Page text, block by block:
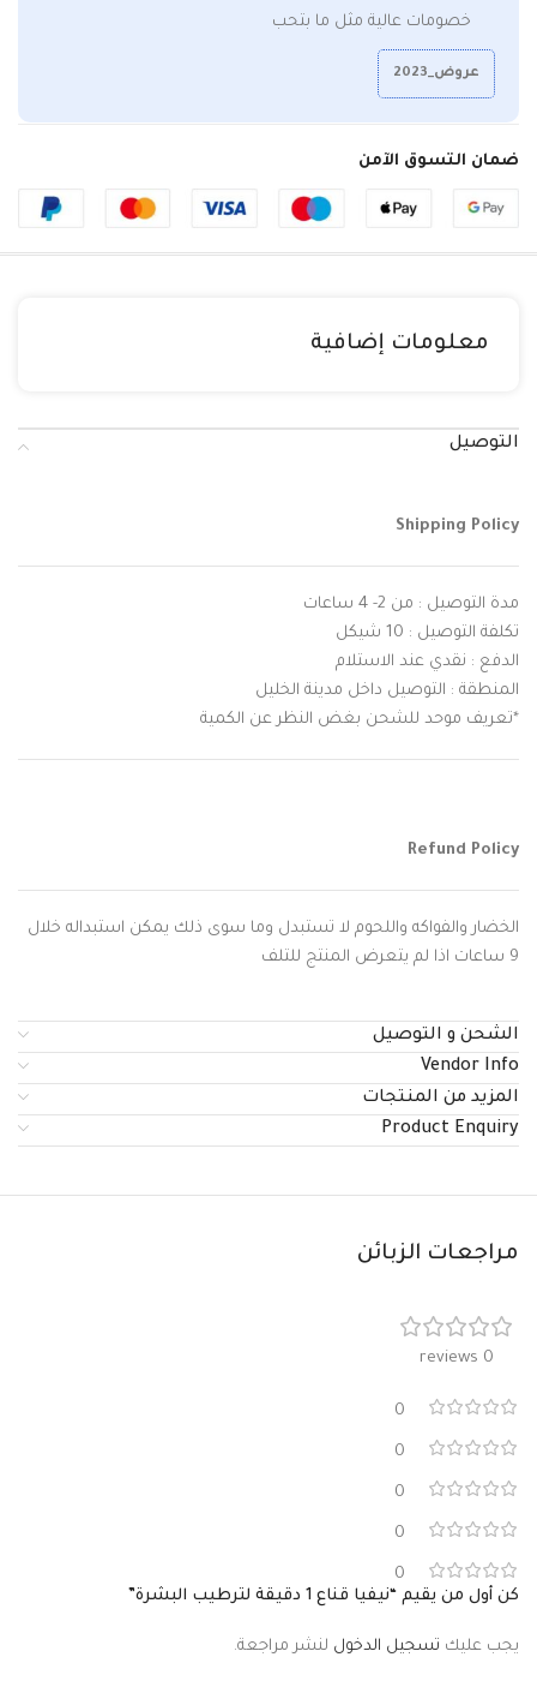
خصومات عالية مثل ما بتحب
عروض_2023
ضمان التسوق الآمن
معلومات إضافية
التوصيل
Shipping Policy
مدة التوصيل : من 2- 4 ساعات
تكلفة التوصيل : 10 شيكل
الدفع : نقدي عند الاستلام
المنطقة : التوصيل داخل مدينة الخليل
*تعريف موحد للشحن بغض النظر عن الكمية
Refund Policy
الخضار والفواكه واللحوم لا تستبدل وما سوى ذلك يمكن استبداله خلال
9 ساعات اذا لم يتعرض المنتج للتلف
الشحن و التوصيل
Vendor Info
المزيد من المنتجات
Product Enquiry
مراجعات الزبائن
0 reviews
0
0
0
0
0
كن أول من يقيم “نيفيا قناع 1 دقيقة لترطيب البشرة”
يجب عليك تسجيل الدخول لنشر مراجعة.